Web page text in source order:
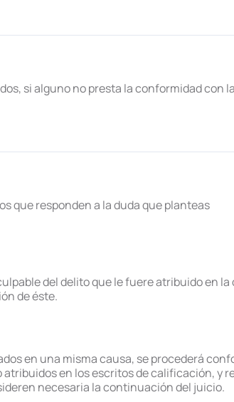
si alguno no presta la conformidad
que responden a la duda que planteas
del delito que le fuere atribuido en
de éste.
en una misma causa, se procederá
atribuidos en los escritos de calificación,
necesaria la continuación del juicio.